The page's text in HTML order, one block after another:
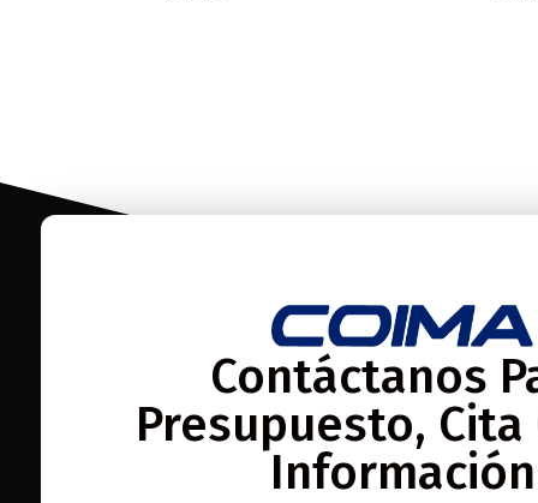
Contáctanos
Presupuesto, Cita
Información